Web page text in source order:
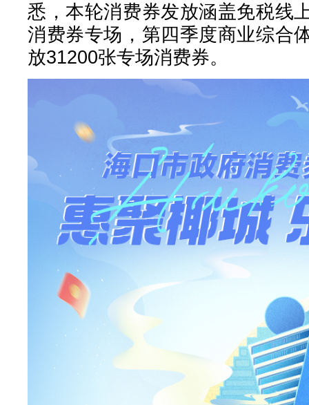
悉，本轮消费券发放涵盖免税线
消费券专场，第四季度商业综合
放31200张专场消费券。